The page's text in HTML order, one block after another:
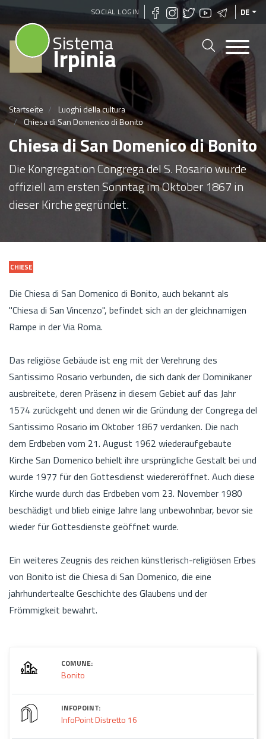
Direkt
zum
Inhalt
SOCIAL LOGIN DE
Sistema
Irpinia
Startseite
Luoghi della cultura
Chiesa di San Domenico di Bonito
Chiesa di San Domenico di Bonito
Die Kongregation Congrega del S. Rosario wurde
offiziell am ersten Sonntag im Oktober 1867 in
dieser Kirche gegründet.
CHIESE
Die Chiesa di San Domenico di Bonito, auch bekannt als
"Chiesa di San Vincenzo", befindet sich an der gleichnamigen
Rampe in der Via Roma.
Das religiöse Gebäude ist eng mit der Verehrung des
Santissimo Rosario verbunden, die sich dank der Dominikaner
ausbreitete, deren Präsenz in diesem Gebiet auf das Jahr
1574 zurückgeht und denen wir die Gründung der Congrega del
Santissimo Rosario im Oktober 1867 verdanken. Die nach
dem Erdbeben vom 21. August 1962 wiederaufgebaute
Kirche San Domenico behielt ihre ursprüngliche Gestalt bei und
wurde 1977 für den Gottesdienst wiedereröffnet. Auch diese
Kirche wurde durch das Erdbeben vom 23. November 1980
beschädigt und blieb einige Jahre lang unbewohnbar, bevor sie
wieder für Gottesdienste geöffnet wurde.
Ein weiteres Zeugnis des reichen künstlerisch-religiösen Erbes
von Bonito ist die Chiesa di San Domenico, die eine
jahrhundertealte Geschichte des Glaubens und der
Frömmigkeit bewahrt.
COMUNE:
Bonito
INFOPOINT:
InfoPoint Distretto 16